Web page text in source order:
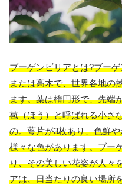
ブーゲンビリアとは?ブー
または高木で、世界各地の
ます。葉は楕円形で、先端
苞（ほう）と呼ばれる小さ
の。萼片が3枚あり、色鮮
様々な色があります。ブー
り、その美しい花姿が人々
アは、日当たりの良い場所